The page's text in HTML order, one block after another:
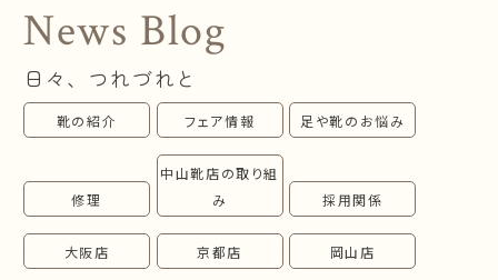
オンラインショップ
お問い合わせ
News Blog
日々、つれづれと
靴の紹介 フェア情報 足や靴のお悩み
修理
中山靴店の取り組
み
採用関係
大阪店 京都店 岡山店